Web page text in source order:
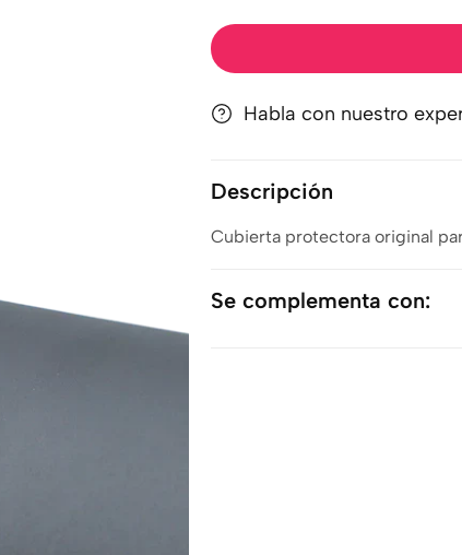
Habla con nuestro
Descripción
Cubierta protectora original
Se complementa con: